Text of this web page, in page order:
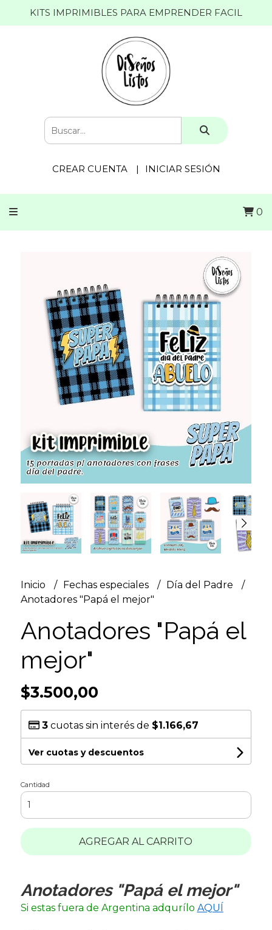
KITS IMPRIMIBLES PARA EMPRENDER FACIL
CREAR CUENTA INICIAR SESIÓN
0
Inicio Fechas especiales
Día del Padre
Anotadores "Papá el mejor"
Anotadores "Papá el
mejor"
$3.500,00
3cuotas sin interés de $1.166,67
Ver cuotas y descuentos
Cantidad
AGREGAR AL CARRITO
Anotadores "Papá el mejor"
Si estas fuera de Argentina adqurílo AQUÍ